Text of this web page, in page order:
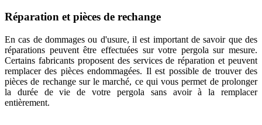
Réparation et pièces de rechange
En cas de dommages ou d'usure, il est important de savoir que des
réparations peuvent être effectuées sur votre pergola sur mesure.
Certains fabricants proposent des services de réparation et peuvent
remplacer des pièces endommagées. Il est possible de trouver des
pièces de rechange sur le marché, ce qui vous permet de prolonger
la durée de vie de votre pergola sans avoir à la remplacer
entièrement.